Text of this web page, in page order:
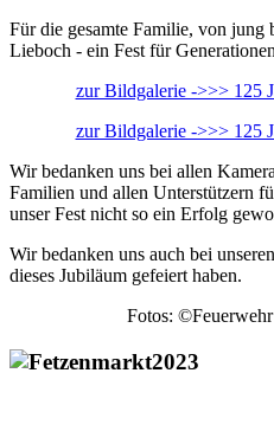
Für die gesamte Familie, von jung
Lieboch - ein Fest für
zur Bildgalerie ->>> 125
zur Bildgalerie ->>> 125
Wir bedanken uns bei allen
Familien und allen Unterstützern
unser Fest nicht so ein Erfolg
Wir bedanken uns auch bei
dieses Jubiläum gefeiert haben.
Fotos: